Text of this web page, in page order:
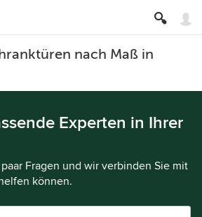
nach Maß in
Experten in Ihrer
Fragen und wir verbinden Sie mit
können.